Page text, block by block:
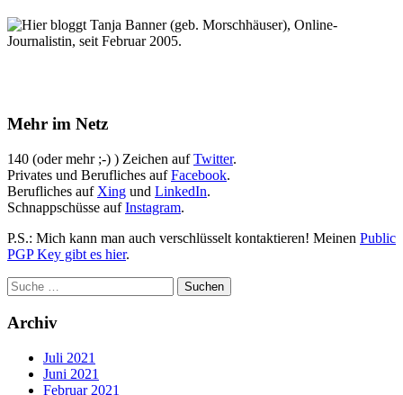
Hier bloggt Tanja Banner (geb. Morschhäuser), Online-
Journalistin, seit Februar 2005.
Mehr im Netz
140 (oder mehr ;-) ) Zeichen aufTwitter.
Privates und Berufliches aufFacebook.
Berufliches auf Xing und LinkedIn.
Schnappschüsse aufInstagram.
P.S.: Mich kann man auch verschlüsselt kontaktieren! Meinen Public
PGP Key gibt es hier.
Archiv
Juli 2021
Juni 2021
Februar 2021